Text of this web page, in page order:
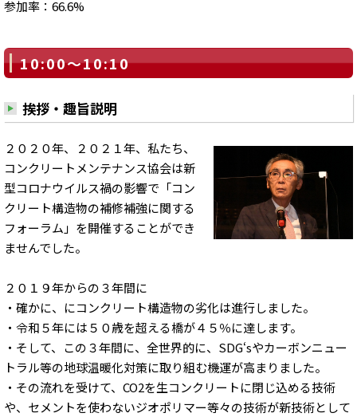
参加率：66.6%
10:00～10:10
挨拶・趣旨説明
２０２０年、２０２１年、私たち、
コンクリートメンテナンス協会は新
型コロナウイルス禍の影響で「コン
クリート構造物の補修補強に関する
フォーラム」を開催することができ
ませんでした。
２０１９年からの３年間に
・確かに、にコンクリート構造物の劣化は進行しました。
・令和５年には５０歳を超える橋が４５％に達します。
・そして、この３年間に、全世界的に、SDG‘sやカーボンニュー
トラル等の地球温暖化対策に取り組む機運が高まりました。
・その流れを受けて、CO2を生コンクリートに閉じ込める技術
や、セメントを使わないジオポリマー等々の技術が新技術として